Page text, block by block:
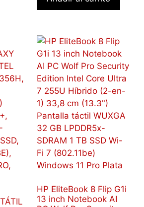
HP EliteBook 8 Flip G1i
13 inch Notebook AI